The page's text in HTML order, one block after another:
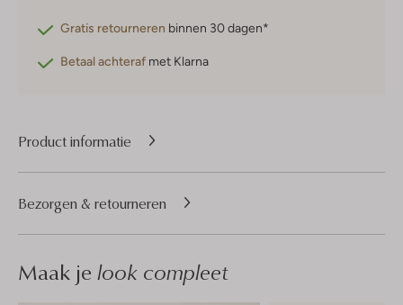
Gratis retourneren binnen 30 dagen*
Betaal achteraf met Klarna
Product informatie
Bezorgen & retourneren
Maak je look compleet